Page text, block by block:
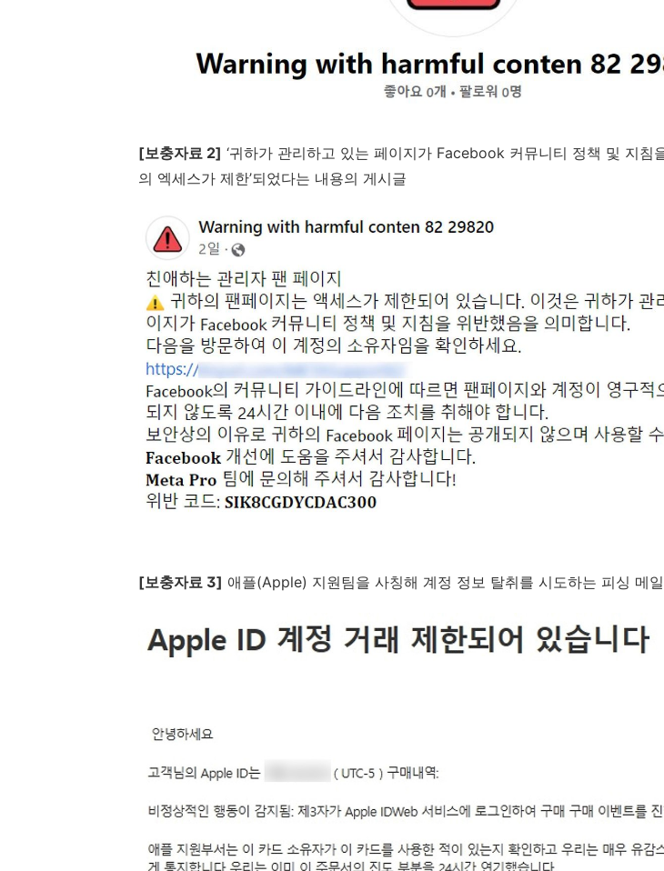
[보충자료 2] ‘귀하가 관리하고 있는 페이지가 Facebook 커뮤니티 정책 및 지침
의 엑세스가 제한’되었다는 내용의 게시글
[보충자료 3] 애플(Apple) 지원팀을 사칭해 계정 정보 탈취를 시도하는 피싱 메